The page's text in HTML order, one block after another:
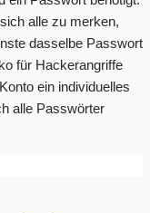
alle zu merken,
dasselbe Passwort
für Hackerangriffe
ein individuelles
alle Passwörter